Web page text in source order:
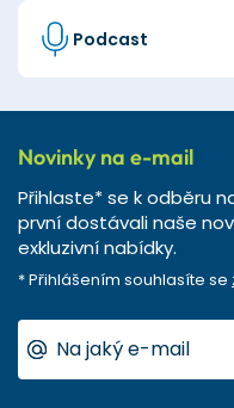
Podcast
Novinky na e-mail
Přihlaste* se k odběru
první dostávali naše
exkluzivní nabídky.
* Přihlášením souhlasíte se